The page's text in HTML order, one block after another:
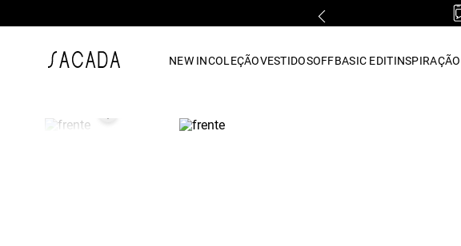
NEW INCOLEÇÃOVESTIDOSOFFBASIC EDITINSPIRAÇÃO
vestido midi
vestido longo